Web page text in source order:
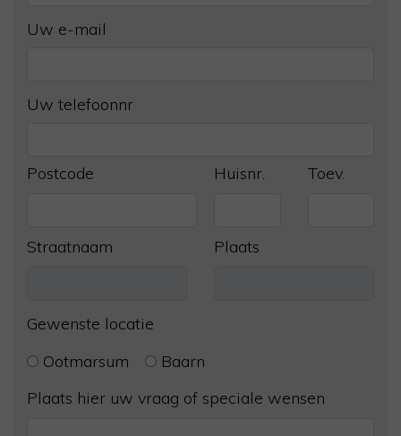
Uw e-mail
Uw telefoonnr
Postcode Huisnr. Toev.
Straatnaam Plaats
Gewenste locatie
Ootmarsum
Baarn
Plaats hier uw vraag of speciale wensen